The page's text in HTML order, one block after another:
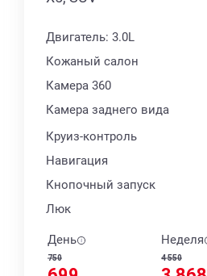
Двигатель: 3.0L
Кожаный салон
Камера 360
Камера заднего вида
Круиз-контроль
Навигация
Кнопочный запуск
Люк
День
750
Неделя
4 550